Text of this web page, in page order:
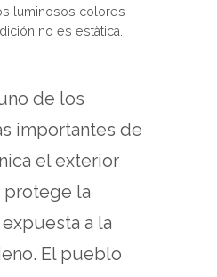
luminosos colores
no es estàtica.
de los
importantes de
el exterior
protege la
a la
El pueblo